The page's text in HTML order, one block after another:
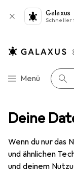
Deine
Wenn du nur das
und ähnlichen
und deinem
Galaxus
Schneller
Navigation nach
Menü Suche
+